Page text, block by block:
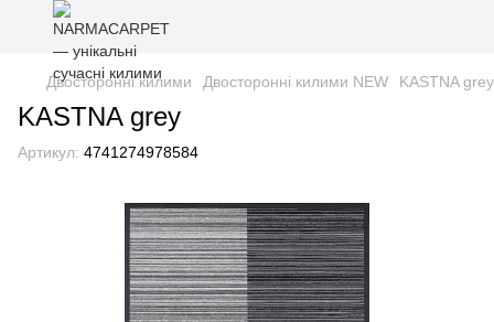
Двосторонні килими Двосторонні килими NEW KASTNA grey
KASTNA grey
Артикул: 4741274978584